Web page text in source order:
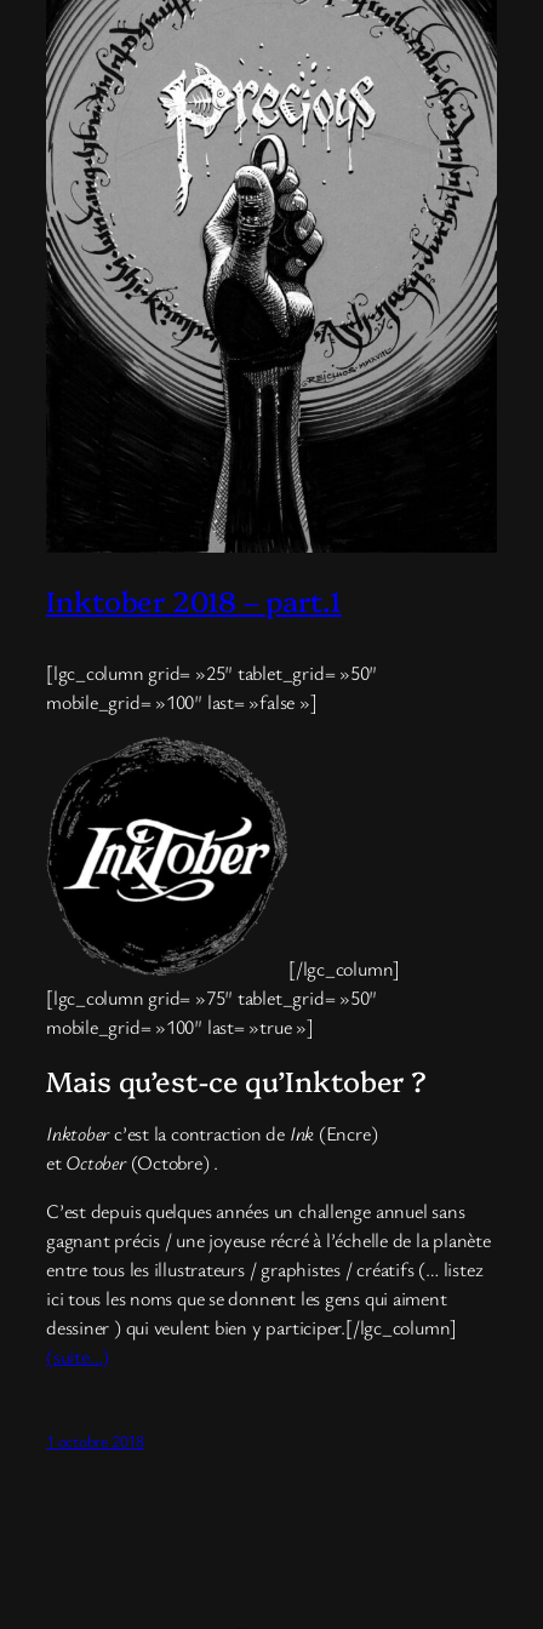
Inktober 2018 – part.1
[lgc_column grid= »25″ tablet_grid= »50″
mobile_grid= »100″ last= »false »]
[/lgc_column]
[lgc_column grid= »75″ tablet_grid= »50″
mobile_grid= »100″ last= »true »]
Mais qu’est-ce qu’Inktober ?
Inktoberc’est la contraction de Ink (Encre)
etOctober(Octobre) .
C’est depuis quelques années un challenge annuel sans
gagnant précis / une joyeuse récré à l’échelle de la planète
entre tous les illustrateurs / graphistes / créatifs (… listez
ici tous les noms que se donnent les gens qui aiment
dessiner ) qui veulent bien y participer.[/lgc_column]
(suite…)
1 octobre 2018